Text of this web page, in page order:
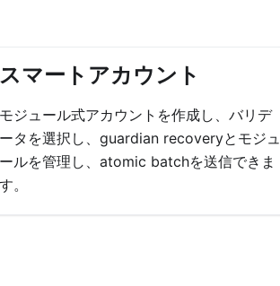
マートアカウント
ジュール式アカウントを作成し、バリデ
タを選択し、guardian recoveryとモジュ
ルを管理し、atomic batchを送信できま
。